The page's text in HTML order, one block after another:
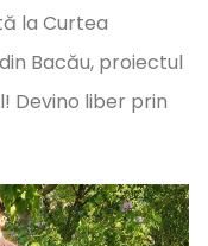
la Curtea
Bacău, proiectul
Devino liber prin